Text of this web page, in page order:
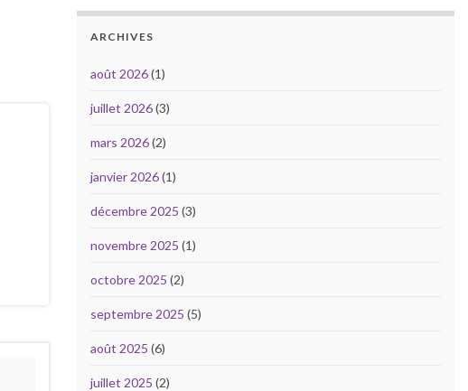
ARCHIVES
août 2026(1)
juillet 2026(3)
mars 2026(2)
janvier 2026(1)
décembre 2025 (3)
novembre 2025 (1)
octobre 2025 (2)
septembre 2025 (5)
août 2025 (6)
juillet 2025 (2)